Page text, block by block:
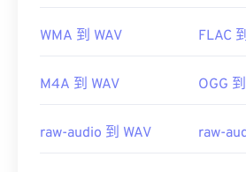
WMA 到 WAV FLAC
M4A 到 WAV OGG
raw-audio 到 WAV raw-